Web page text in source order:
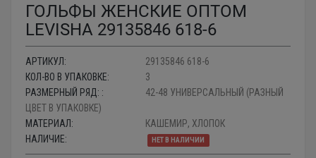
ГОЛЬФЫ ЖЕНСКИЕ ОПТОМ
LEVISHA 29135846 618-6
АРТИКУЛ:
29135846 618-6
КОЛ-ВО В УПАКОВКЕ:
3
РАЗМЕРНЫЙ РЯД: :
42-48 УНИВЕРСАЛЬНЫЙ (РАЗНЫЙ
ЦВЕТ В УПАКОВКЕ)
МАТЕРИАЛ:
КАШЕМИР, ХЛОПОК
НАЛИЧИЕ:
НЕТ В НАЛИЧИИ